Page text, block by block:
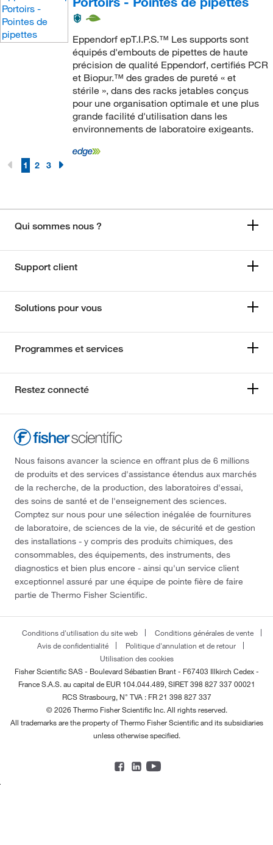
Eppendorf epT.I.P.S.™ Les supports sont
équipés d'embouts de pipettes de haute
précision de qualité Eppendorf, certifiés PCR
et Biopur.™ des grades de pureté « et
stérile », dans des racks jetables conçus
pour une organisation optimale et une plus
grande facilité d'utilisation dans les
environnements de laboratoire exigeants.
1 2 3
Qui sommes nous ?
Support client
Solutions pour vous
Programmes et services
Restez connecté
Nous faisons avancer la science en offrant plus de 6 millions
de produits et des services d'assistance étendus aux marchés
de la recherche, de la production, des laboratoires d'essai,
des soins de santé et de l'enseignement des sciences.
Comptez sur nous pour une sélection inégalée de fournitures
de laboratoire, de sciences de la vie, de sécurité et de gestion
des installations - y compris des produits chimiques, des
consommables, des équipements, des instruments, des
diagnostics et bien plus encore - ainsi qu'un service client
exceptionnel assuré par une équipe de pointe fière de faire
partie de Thermo Fisher Scientific.
Conditions d'utilisation du site web
Conditions générales de vente
Avis de confidentialité
Politique d'annulation et de retour
Utilisation des cookies
Fisher Scientific SAS - Boulevard Sébastien Brant - F67403 Illkirch Cedex -
FranceS.A.S. au capital de EUR 104.044.489, SIRET 398 827 337 00021
RCS Strasbourg, N° TVA : FR 21 398 827 337
© 2026 Thermo Fisher Scientific Inc. All rights reserved.
All trademarks are the property of Thermo Fisher Scientific and its subsidiaries
unless otherwise specified.